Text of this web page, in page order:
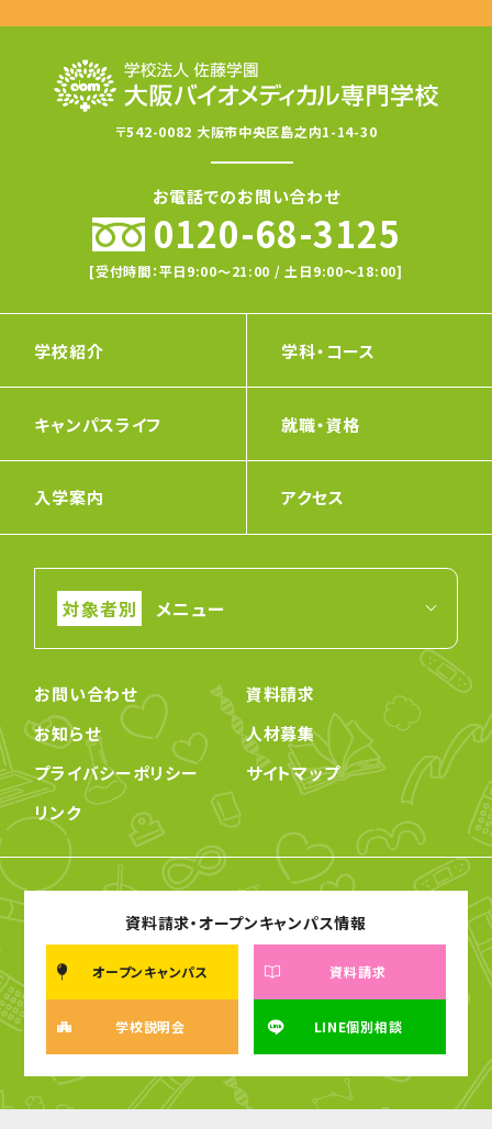
〒542-0082 大阪市中央区島之内1-14-30
お電話でのお問い合わせ
0120-68-3125
[受付時間：平日9:00〜21:00 / 土日9:00〜18:00]
学校紹介 学科・コース
キャンパスライフ 就職・資格
入学案内 アクセス
メニュー
お問い合わせ
資料請求
お知らせ
人材募集
プライバシーポリシー
サイトマップ
リンク
資料請求・オープンキャンパス情報
オープンキャンパス 資料請求
学校説明会 LINE個別相談